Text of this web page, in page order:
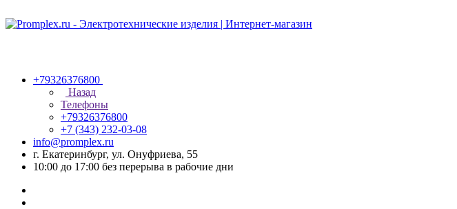
+79326376800
Назад
Телефоны
+79326376800
+7 (343) 232-03-08
info@promplex.ru
г. Екатеринбург, ул. Онуфриева, 55
10:00 до 17:00 без перерыва в рабочие дни